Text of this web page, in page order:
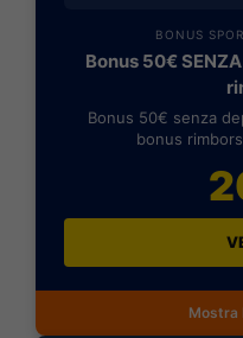
BONUS
Bonus 50€
Bonus 50€ senza
bonus
Mostra